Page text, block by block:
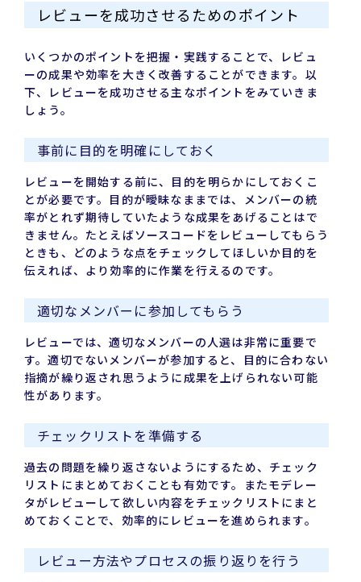
レビューを成功させるためのポイント
いくつかのポイントを把握・実践することで、レビュ
ーの成果や効率を大きく改善することができます。以
下、レビューを成功させる主なポイントをみていきま
しょう。
事前に目的を明確にしておく
レビューを開始する前に、目的を明らかにしておくこ
とが必要です。目的が曖昧なままでは、メンバーの統
率がとれず期待していたような成果をあげることはで
きません。たとえばソースコードをレビューしてもらう
ときも、どのような点をチェックしてほしいか目的を
伝えれば、より効率的に作業を行えるのです。
適切なメンバーに参加してもらう
レビューでは、適切なメンバーの人選は非常に重要で
す。適切でないメンバーが参加すると、目的に合わない
指摘が繰り返され思うように成果を上げられない可能
性があります。
チェックリストを準備する
過去の問題を繰り返さないようにするため、チェック
リストにまとめておくことも有効です。またモデレー
タがレビューして欲しい内容をチェックリストにまと
めておくことで、効率的にレビューを進められます。
レビュー方法やプロセスの振り返りを行う